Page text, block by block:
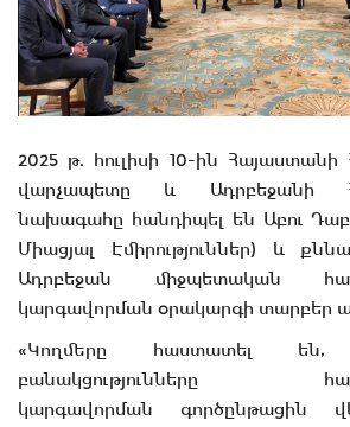
2025 թ. հուլիսի 10-ին
վարչապետը և Ադրբեջանի
նախագահը հանդիպել են Աբու
Միացյալ Էմիրություններ) և
Ադրբեջան միջպետական
կարգավորման օրակարգի տարբեր
«Կողմերը հաստատել
բանակցությունները
կարգավորման գործընթացին